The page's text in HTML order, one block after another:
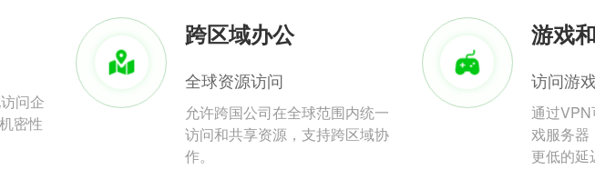
问企
密性
跨区域办公
全球资源访问
允许跨国公司在全球范围内统一
访问和共享资源，支持跨区域协
作。
游戏
访问游
通过
戏服务器
更低的延